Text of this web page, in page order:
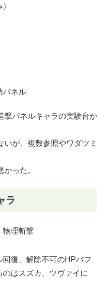
パネル
撃パネルキャラの実験台か
が、複数参照やワダツミ
った。
ラ
物理斬撃
復、解除不可のHPバフ
はスズカ、ツヴァイに